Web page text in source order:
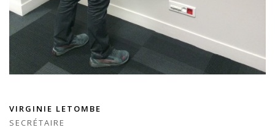
VIRGINIE LETOMBE
SECRÉTAIRE